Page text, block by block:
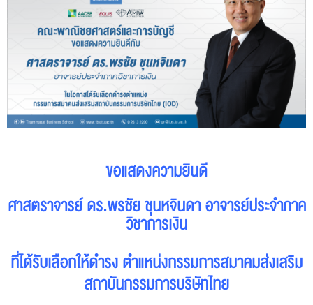
ขอแสดงความยินดี
ศาสตราจารย์ ดร.พรชัย ชุนหจินดา อาจารย์ประจำภาค
วิชาการเงิน
ที่ได้รับเลือกให้ดำรง ตำแหน่งกรรมการสมาคมส่งเสริม
สถาบันกรรมการบริษัทไทย